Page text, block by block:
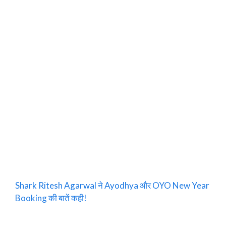
Shark Ritesh Agarwal ने Ayodhya और OYO New Year
Booking की बातें कही!